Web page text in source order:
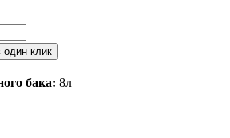
один клик
бака: 8л